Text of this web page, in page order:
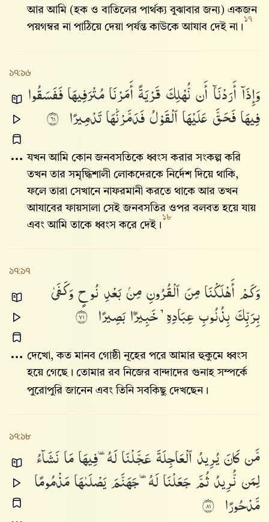
আর আমি (হক ও বাতিলের পার্থক্য বুঝাবার জন্য) একজন
পয়গম্বর না পাঠিয়ে দেয়া পর্যন্ত কাউকে আযাব দেই না।
১৭
১৭:১৬
وَإِذَآأَرَدْنَآأَننُّهْلِكَقَرْيَةًأَمَرْنَامُتْرَفِيهَافَفَسَقُوا۟
فِيهَافَحَقَّعَلَيْهَاٱلْقَوْلُفَدَمَّرْنَٰهَاتَدْمِيرًا ١٦
যখন আমি কোন জনবসতিকে ধ্বংস করার সংকল্প করি
তখন তার সমৃদ্ধিশালী লোকদেরকে নির্দেশ দিয়ে থাকি,
ফলে তারা সেখানে নাফরমানী করতে থাকে আর তখন
আযাবের ফায়সালা সেই জনবসতির ওপর বলবত হয়ে যায়
এবং আমি তাকে ধ্বংস করে দেই।
১৮
১৭:১৭
وَكَمْأَهْلَكْنَامِنَٱلْقُرُونِمِنۢبَعْدِنُوحٍوَكَفَىٰ
بِرَبِّكَبِذُنُوبِعِبَادِهِۦخَبِيرًۢابَصِيرًا ١٧
দেখো, কত মানব গোষ্ঠী নূহের পরে আমার হুকুমে ধ্বংস
হয়ে গেছে। তোমার রব নিজের বান্দাদের গুনাহ সম্পর্কে
পুরোপুরি জানেন এবং তিনি সবকিছু দেখছেন।
১৭:১৮
مَّنكَانَيُرِيدُٱلْعَاجِلَةَعَجَّلْنَالَهُۥفِيهَامَانَشَآءُ
لِمَننُّرِيدُثُمَّجَعَلْنَالَهُۥجَهَنَّمَيَصْلَىٰهَامَذْمُومًا
مَّدْحُورًا ١٨